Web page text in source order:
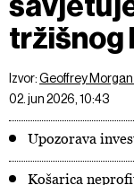
tržišnog
Izvor:Geoffrey
02. jun 2026, 10:43
Upozorava
Košarica